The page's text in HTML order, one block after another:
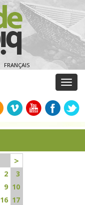
· FRANÇAIS
>
2
3
9 10
16 17